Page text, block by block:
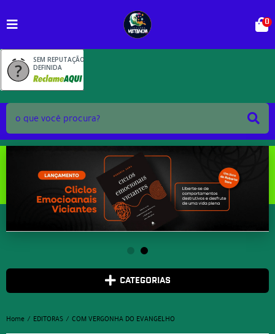
SEM REPUTAÇÃO
DEFINIDA
0
CATEGORIAS
Home EDITORAS COM VERGONHA DO EVANGELHO